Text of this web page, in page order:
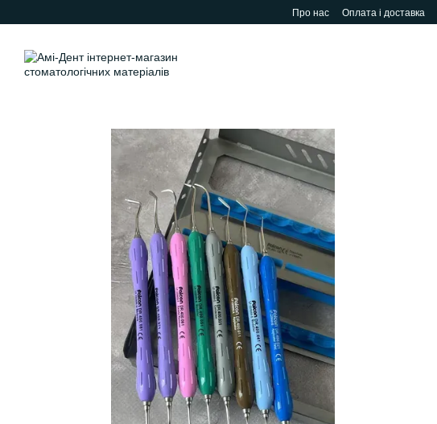
Про нас Оплата і доставка